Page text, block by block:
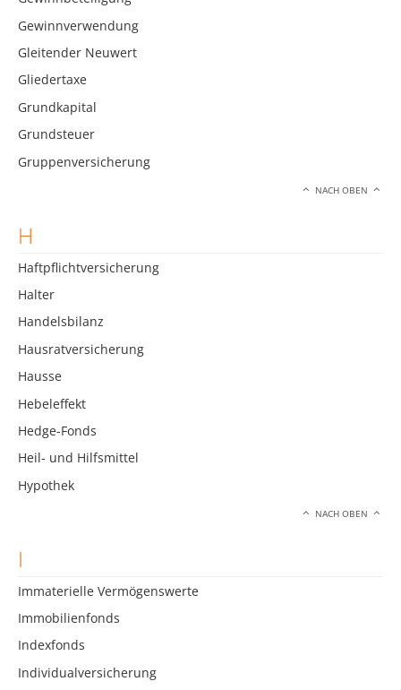
Gewinnverwendung
Gleitender Neuwert
Gliedertaxe
Grundkapital
Grundsteuer
Gruppenversicherung
NACH OBEN
H
Haftpflichtversicherung
Halter
Handelsbilanz
Hausratversicherung
Hausse
Hebeleffekt
Hedge-Fonds
Heil- und Hilfsmittel
Hypothek
NACH OBEN
I
Immaterielle Vermögenswerte
Immobilienfonds
Indexfonds
Individualversicherung